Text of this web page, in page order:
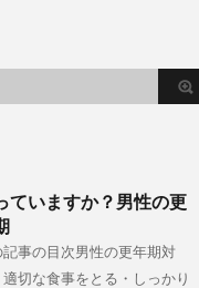
ていますか？男性の更
記事の目次男性の更年期対
切な食事をとる・しっかり